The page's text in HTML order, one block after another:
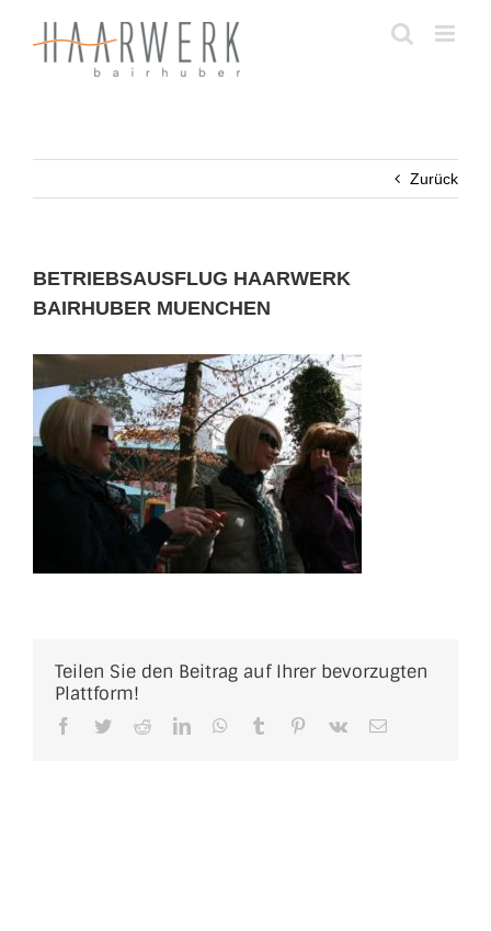
Zurück
BETRIEBSAUSFLUG HAARWERK
BAIRHUBER MUENCHEN
Teilen Sie den Beitrag auf Ihrer bevorzugten
Plattform!
Facebook
TwitterRedditLinkedInWhatsApp
Tumblr Pinterest
Vk
E-